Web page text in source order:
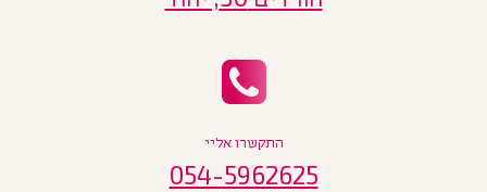
התקשרו אליי
054-5962625